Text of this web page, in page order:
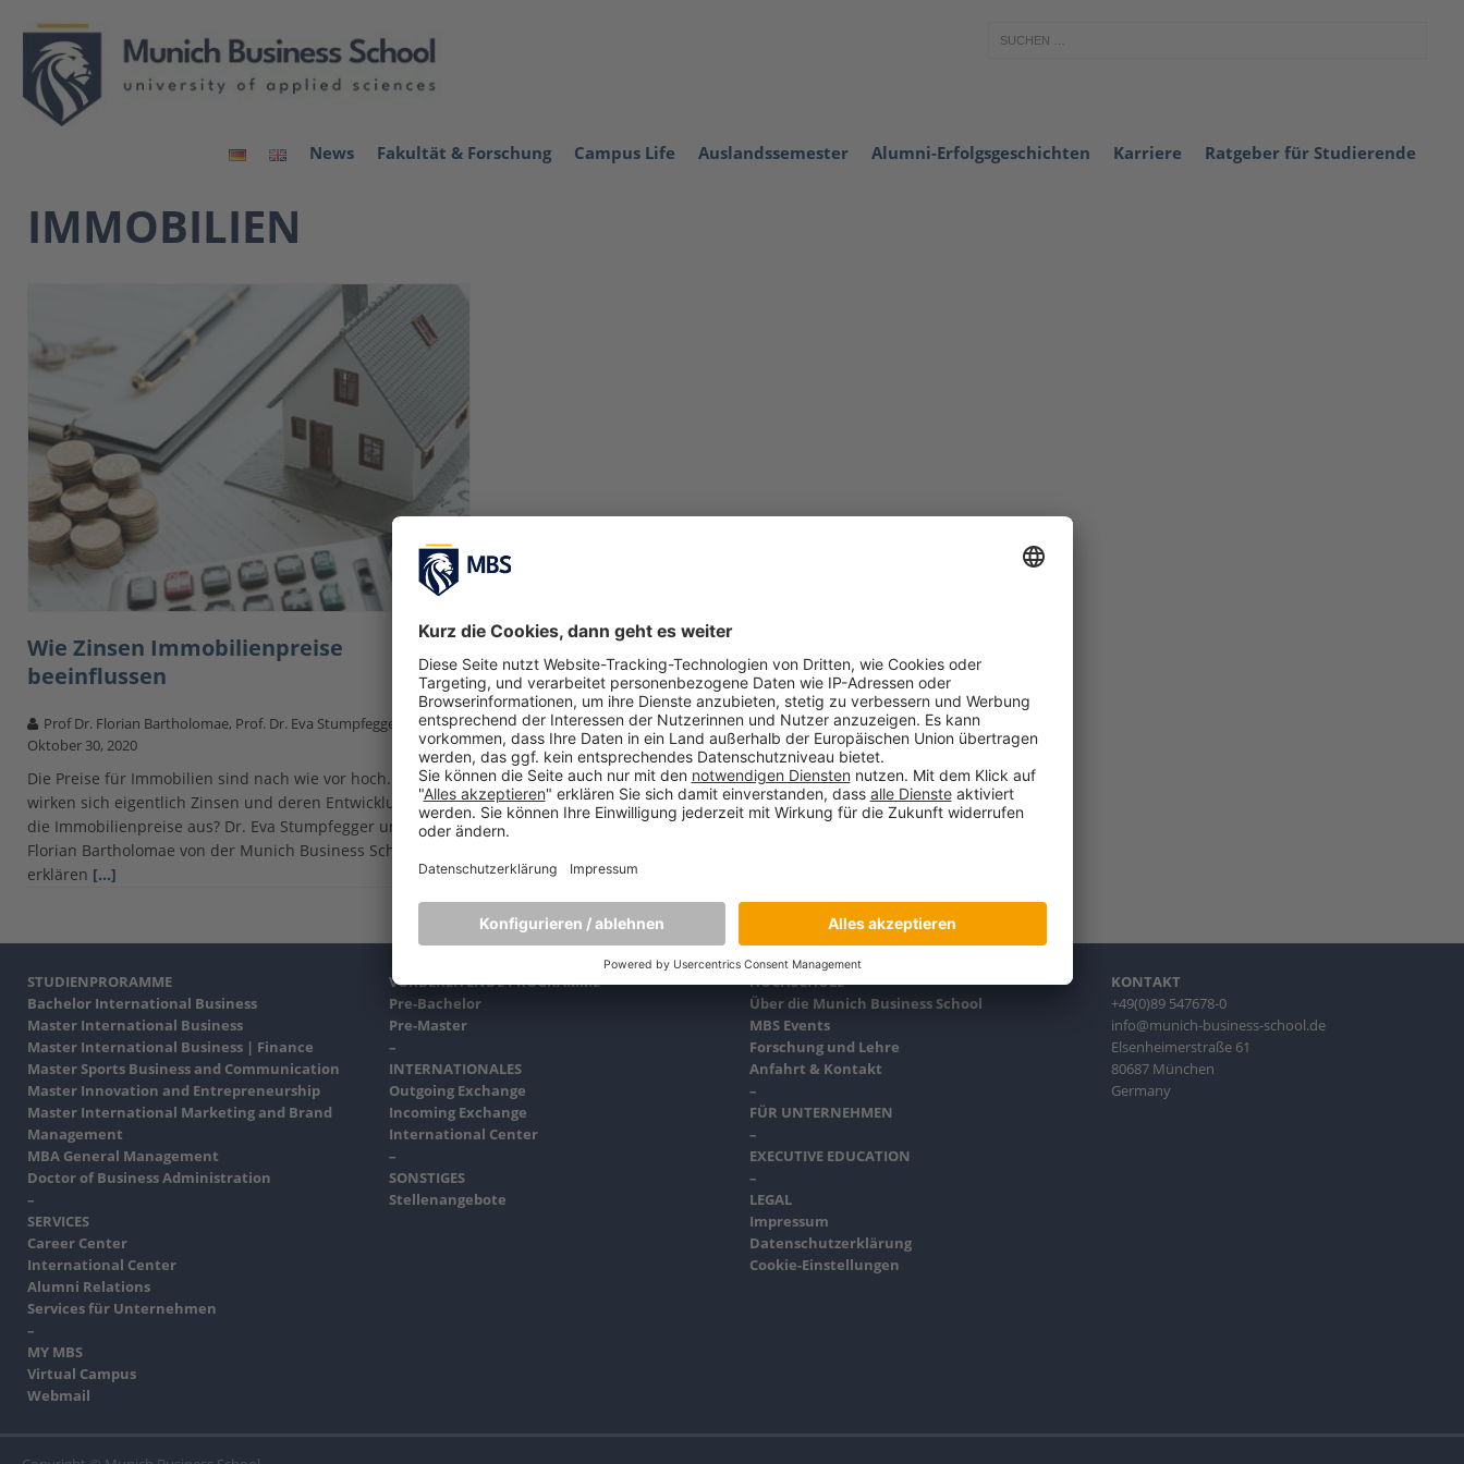
News Fakultät & Forschung Campus Life Auslandssemester Alumni-Erfolgsgeschichten Karriere Ratgeber für Studierende
IMMOBILIEN
Wie Zinsen Immobilienpreise
beeinflussen
Prof Dr. Florian Bartholomae, Prof. Dr. Eva Stumpfegger
Oktober 30, 2020
Die Preise für Immobilien sind nach wie vor hoch. Doch wie
wirken sich eigentlich Zinsen und deren Entwicklung auf
die Immobilienpreise aus? Dr. Eva Stumpfegger und Dr.
Florian Bartholomae von der Munich Business School
erklären […]
STUDIENPRORAMME
Bachelor International Business
Master International Business
Master International Business | Finance
Master Sports Business and Communication
Master Innovation and Entrepreneurship
Master International Marketing and Brand
Management
MBA General Management
Doctor of Business Administration
–
SERVICES
Career Center
International Center
Alumni Relations
Services für Unternehmen
–
MY MBS
Virtual Campus
Webmail
VORBEREITENDE PROGRAMME
Pre-Bachelor
Pre-Master
–
INTERNATIONALES
Outgoing Exchange
Incoming Exchange
International Center
–
SONSTIGES
Stellenangebote
HOCHSCHULE
Über die Munich Business School
MBS Events
Forschung und Lehre
Anfahrt & Kontakt
–
FÜR UNTERNEHMEN
–
EXECUTIVE EDUCATION
–
LEGAL
Impressum
Datenschutzerklärung
Cookie-Einstellungen
KONTAKT
+49(0)89 547678-0
info@munich-business-school.de
Elsenheimerstraße 61
80687 München
Germany